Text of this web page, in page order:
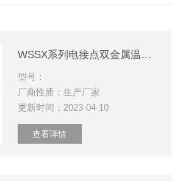
WSSX系列电接点双金属温度计
型号：
厂商性质：生产厂家
更新时间：2023-04-10
查看详情